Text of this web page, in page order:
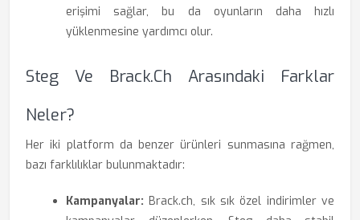
erişimi sağlar, bu da oyunların daha hızlı
yüklenmesine yardımcı olur.
Steg Ve Brack.ch Arasındaki Farklar
Neler?
Her iki platform da benzer ürünleri sunmasına rağmen,
bazı farklılıklar bulunmaktadır:
Kampanyalar: Brack.ch, sık sık özel indirimler ve